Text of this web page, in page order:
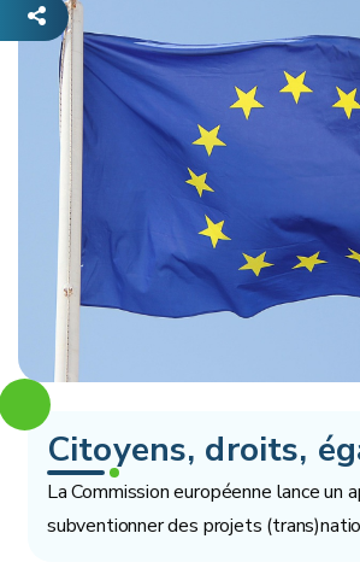
Citoyens, droits,
La Commission européenne lance
subventionner des projets